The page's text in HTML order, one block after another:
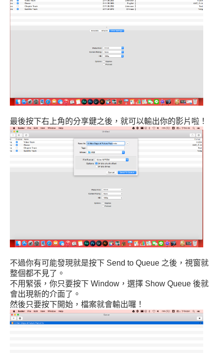
最後按下右上角的分享鍵之後，就可以輸出你的影片啦！
不過你有可能發現就是按下 Send to Queue 之後，視窗就
整個都不見了。
不用緊張，你只要按下 Window，選擇 Show Queue 後就
會出現新的介面了。
然後只要按下開始，檔案就會輸出囉！